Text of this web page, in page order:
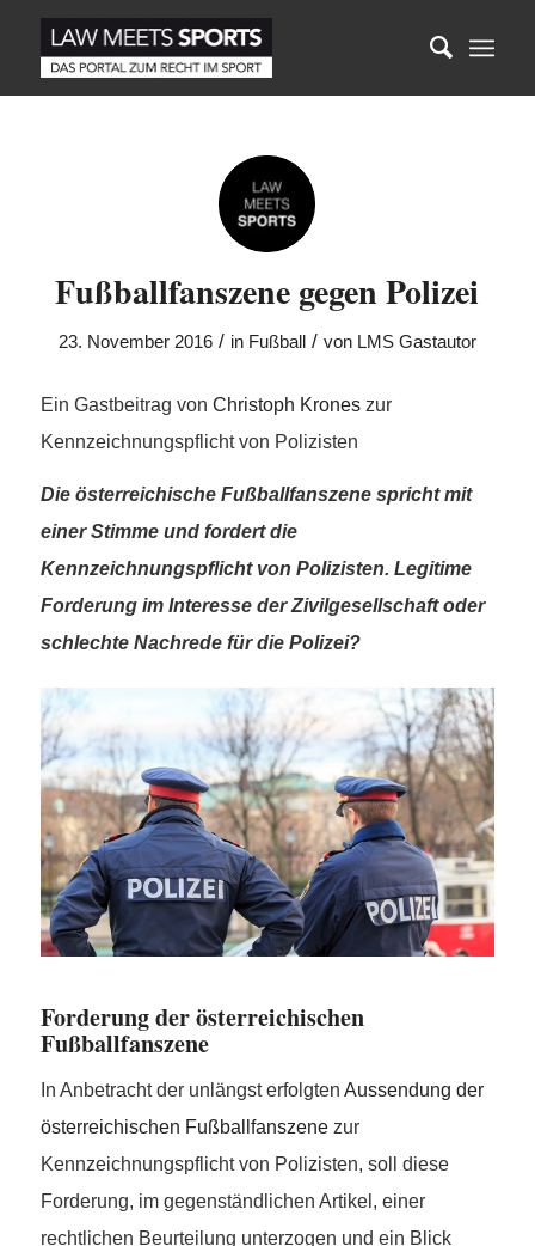
Fußballfanszene gegen Polizei
23. November 2016 / in Fußball / von LMS Gastautor
Ein Gastbeitrag von Christoph Kroneszur
Kennzeichnungspflicht von Polizisten
Die österreichische Fußballfanszene spricht mit
einer Stimme und fordert die
Kennzeichnungspflicht von Polizisten. Legitime
Forderung im Interesse der Zivilgesellschaft oder
schlechte Nachrede für die Polizei?
Forderung der österreichischen
Fußballfanszene
In Anbetracht der unlängst erfolgten Aussendung der
österreichischen Fußballfanszenezur
Kennzeichnungspflicht von Polizisten, soll diese
Forderung, im gegenständlichen Artikel, einer
rechtlichen Beurteilung unterzogen und ein Blick